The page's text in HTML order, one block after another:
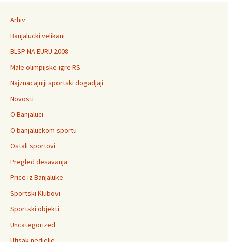
Arhiv
Banjalucki velikani
BLSP NA EURU 2008
Male olimpijske igre RS
Najznacajniji sportski dogadjaji
Novosti
O Banjaluci
O banjaluckom sportu
Ostali sportovi
Pregled desavanja
Price iz Banjaluke
Sportski Klubovi
Sportski objekti
Uncategorized